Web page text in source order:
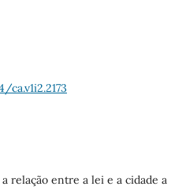
relação entre a lei e a cidade a